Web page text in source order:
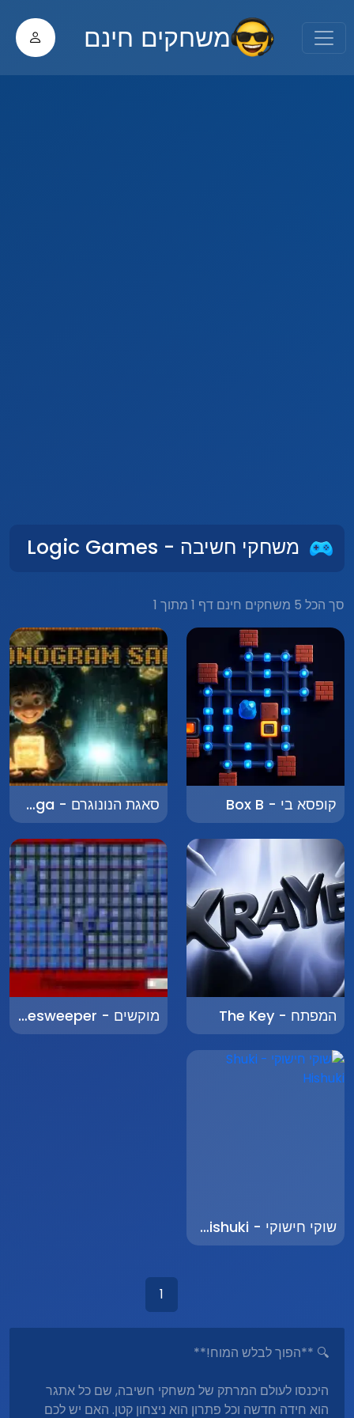
משחקים חינם
משחקי חשיבה - Logic Games
סך הכל 5 משחקים חינם דף 1 מתוך 1
קופסא בי - Box B סאגת הנונוגרם - Nonogram Saga
המפתח - The Key מוקשים - Minesweeper
שוקי חישוקי - Shuki Hishuki
1
🔍 **הפוך לבלש המוח!**
היכנסו לעולם המרתק של משחקי חשיבה, שם כל אתגר
הוא חידה חדשה וכל פתרון הוא ניצחון קטן. האם יש לכם